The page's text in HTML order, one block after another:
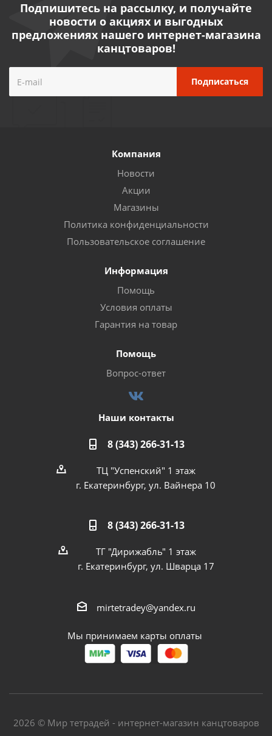
Подпишитесь на рассылку, и получайте
новости о акциях и выгодных
предложениях нашего интернет-магазина
канцтоваров!
Компания
Новости
Акции
Магазины
Политика конфиденциальности
Пользовательское соглашение
Информация
Помощь
Условия оплаты
Гарантия на товар
Помощь
Вопрос-ответ
Наши контакты
8 (343) 266-31-13
ТЦ "Успенский" 1 этаж
г. Екатеринбург, ул. Вайнера 10
8 (343) 266-31-13
ТГ "Дирижабль" 1 этаж
г. Екатеринбург, ул. Шварца 17
mirtetradey@yandex.ru
Мы принимаем карты оплаты
2026 © Мир тетрадей - интернет-магазин канцтоваров